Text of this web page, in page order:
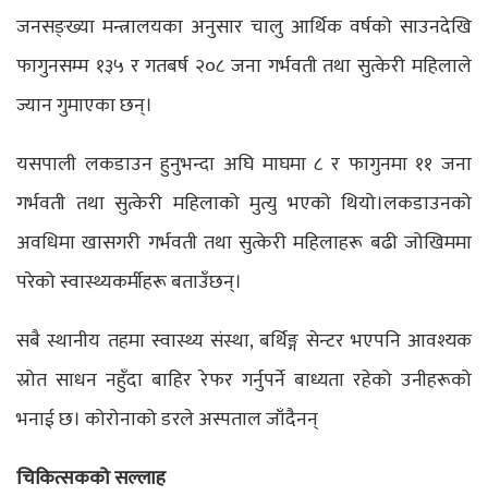
जनसङ्ख्या मन्त्रालयका अनुसार चालु आर्थिक वर्षको साउनदेखि
फागुनसम्म १३५ र गतबर्ष २०८ जना गर्भवती तथा सुत्केरी महिलाले
ज्यान गुमाएका छन्।
यसपाली लकडाउन हुनुभन्दा अघि माघमा ८ र फागुनमा ११ जना
गर्भवती तथा सुत्केरी महिलाको मुत्यु भएको थियो।लकडाउनको
अवधिमा खासगरी गर्भवती तथा सुत्केरी महिलाहरू बढी जोखिममा
परेको स्वास्थ्यकर्मीहरू बताउँछन्।
सबै स्थानीय तहमा स्वास्थ्य संस्था, बर्थिङ्ग सेन्टर भएपनि आवश्यक
स्रोत साधन नहुँदा बाहिर रेफर गर्नुपर्ने बाध्यता रहेको उनीहरूको
भनाई छ। कोरोनाको डरले अस्पताल जाँदैनन्
चिकित्सकको सल्लाह